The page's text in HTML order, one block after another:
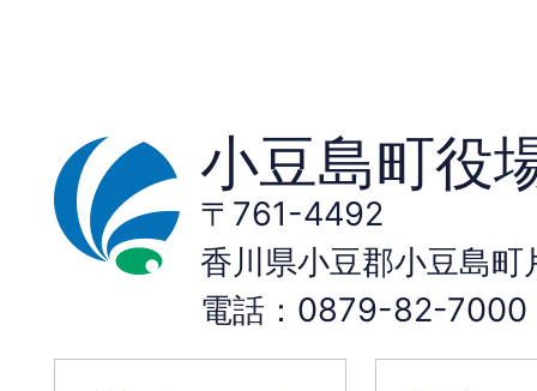
小豆島町役
〒761-4492
香川県小豆郡小豆島
電話：0879-82-7000